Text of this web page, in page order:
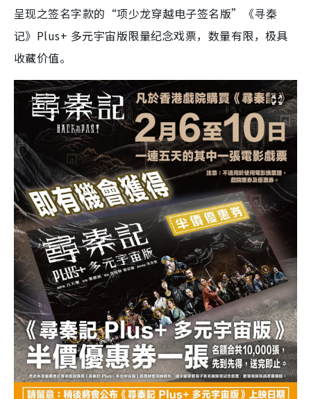
呈现之签名字款的“项少龙穿越电子签名版”《寻秦
记》Plus+ 多元宇宙版限量纪念戏票，数量有限，极具
收藏价值。